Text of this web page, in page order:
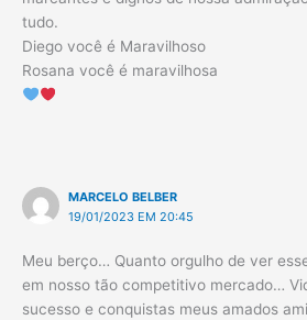
tudo.
Diego você é Maravilhoso
Rosana você é maravilhosa
MARCELO BELBER
19/01/2023 EM 20:45
Meu berço… Quanto orgulho de ver
em nosso tão competitivo mercado…
sucesso e conquistas meus amados